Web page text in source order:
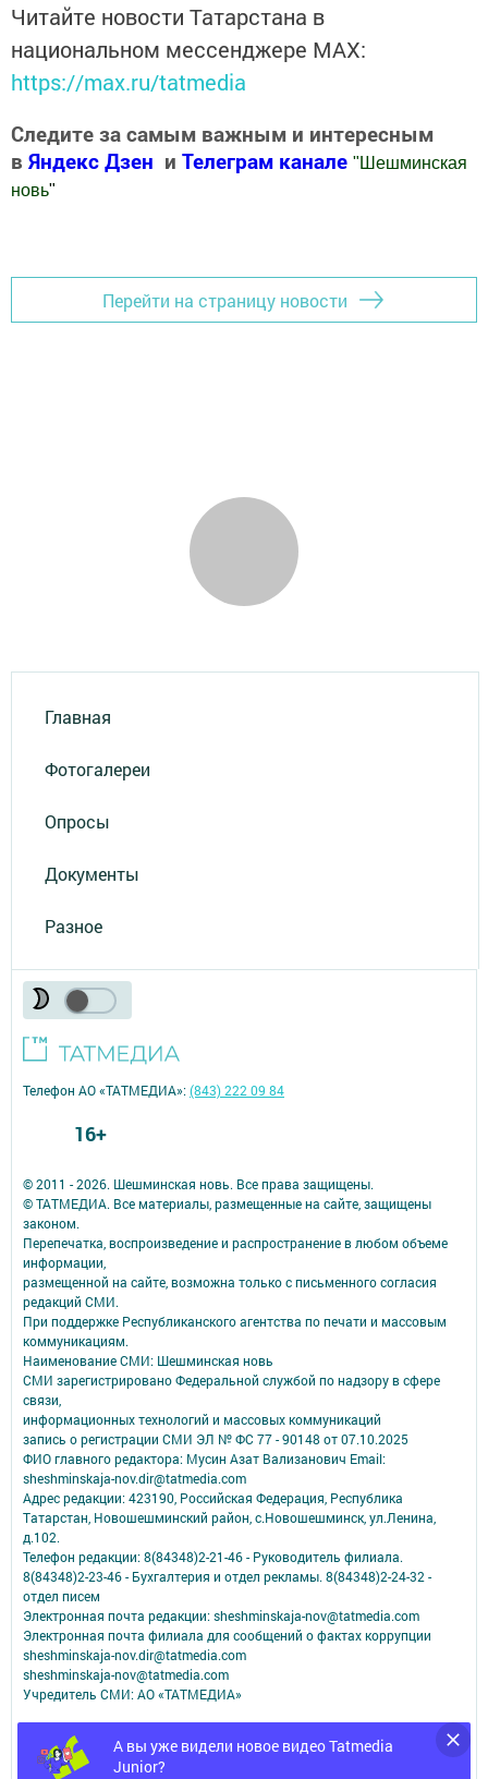
Читайте новости Татарстана в
национальном мессенджере MАХ:
https://max.ru/tatmedia
Следите за самым важным и интересным
в Яндекс Дзен и Телеграм канале " Шешминская
новь"
Перейти на страницу новости
Главная
Фотогалереи
Опросы
Документы
Разное
А вы уже видели новое видео Tatmedia
Junior?
© 2011 - 2026. Шешминская новь. Все права защищены.
© ТАТМЕДИА. Все материалы, размещенные на сайте, защищены
законом.
Перепечатка, воспроизведение и распространение в любом объеме
информации,
размещенной на сайте, возможна только с письменного согласия
редакций СМИ.
При поддержке Республиканского агентства по печати и массовым
коммуникациям.
Наименование СМИ: Шешминская новь
СМИ зарегистрировано Федеральной службой по надзору в сфере
связи,
информационных технологий и массовых коммуникаций
запись о регистрации СМИ ЭЛ № ФС 77 - 90148 от 07.10.2025
ФИО главного редактора: Мусин Азат Вализанович Email:
sheshminskaja-nov.dir@tatmedia.com
Адрес редакции: 423190, Российская Федерация, Республика
Татарстан, Новошешминский район, с.Новошешминск, ул.Ленина,
д.102.
Телефон редакции: 8(84348)2-21-46 - Руководитель филиала.
8(84348)2-23-46 - Бухгалтерия и отдел рекламы. 8(84348)2-24-32 -
отдел писем
Электронная почта редакции: sheshminskaja-nov@tatmedia.com
Электронная почта филиала для сообщений о фактах коррупции
sheshminskaja-nov.dir@tatmedia.com
sheshminskaja-nov@tatmedia.com
Учредитель СМИ: АО «ТАТМЕДИА»
Антикоррупционная политика
АО «ТАТМЕДИА» использует «cookie»для персонализации сервисов и
удобства пользователей сайтом.
Телефон АО «ТАТМЕДИА»:(843) 222 09 84
16+